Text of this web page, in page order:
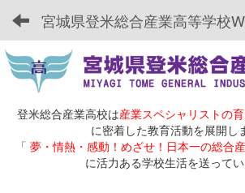
登米総合産業高校は産業スペシャリストの
に密着した教育活動を展開し
「 夢・情熱・感動！めざせ！日本一の総合
に活力ある学校生活を送ってい